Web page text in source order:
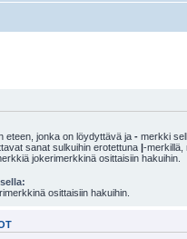
eteen, jonka on löydyttävä ja - merkki
sanat sulkuihin erotettuna |-merkillä,
jokerimerkkinä osittaisiin hakuihin.
osittaisiin hakuihin.